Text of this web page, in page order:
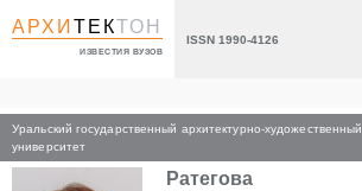
АРХИТЕКТОН
ИЗВЕСТИЯ ВУЗОВ
ISSN 1990-4126
Уральский государственный архитектурно-художественный
университет
Главная
Ратегова